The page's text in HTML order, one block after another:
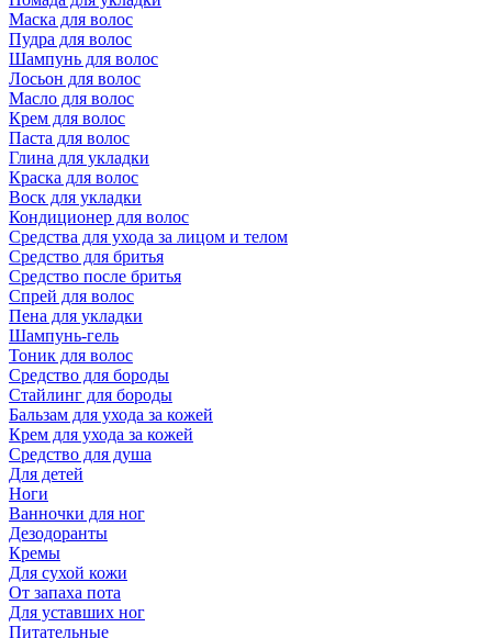
Маска для волос
Пудра для волос
Шампунь для волос
Лосьон для волос
Масло для волос
Крем для волос
Паста для волос
Глина для укладки
Краска для волос
Воск для укладки
Кондиционер для волос
Средства для ухода за лицом и телом
Средство для бритья
Средство после бритья
Спрей для волос
Пена для укладки
Шампунь-гель
Тоник для волос
Средство для бороды
Стайлинг для бороды
Бальзам для ухода за кожей
Крем для ухода за кожей
Средство для душа
Для детей
Ноги
Ванночки для ног
Дезодоранты
Кремы
Для сухой кожи
От запаха пота
Для уставших ног
Питательные